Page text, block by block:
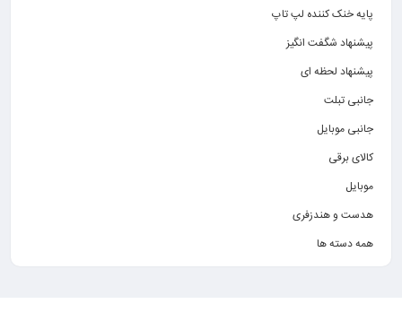
پایه خنک کننده لپ تاپ
پیشنهاد شگفت انگیز
پیشنهاد لحظه ای
جانبی تبلت
جانبی موبایل
کالای برقی
موبایل
هدست و هندزفری
همه دسته ها